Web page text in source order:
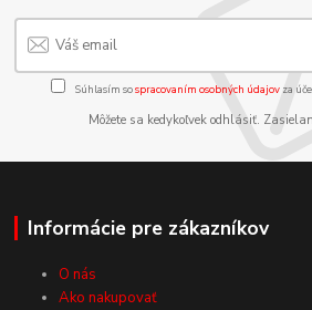
Súhlasím sospracovaním osobných údajov za
Môžete sa kedykoľvek odhlásiť.
Informácie pre zákazníkov
O nás
Ako nakupovať